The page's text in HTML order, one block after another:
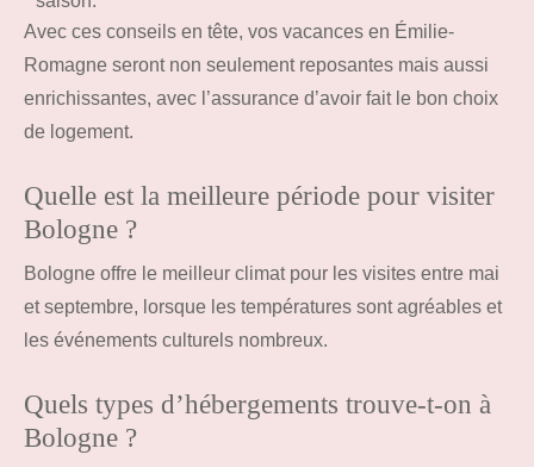
Avec ces conseils en tête, vos vacances en Émilie-
Romagne seront non seulement reposantes mais aussi
enrichissantes, avec l’assurance d’avoir fait le bon choix
de logement.
Quelle est la meilleure période pour visiter
Bologne ?
Bologne offre le meilleur climat pour les visites entre mai
et septembre, lorsque les températures sont agréables et
les événements culturels nombreux.
Quels types d’hébergements trouve-t-on à
Bologne ?